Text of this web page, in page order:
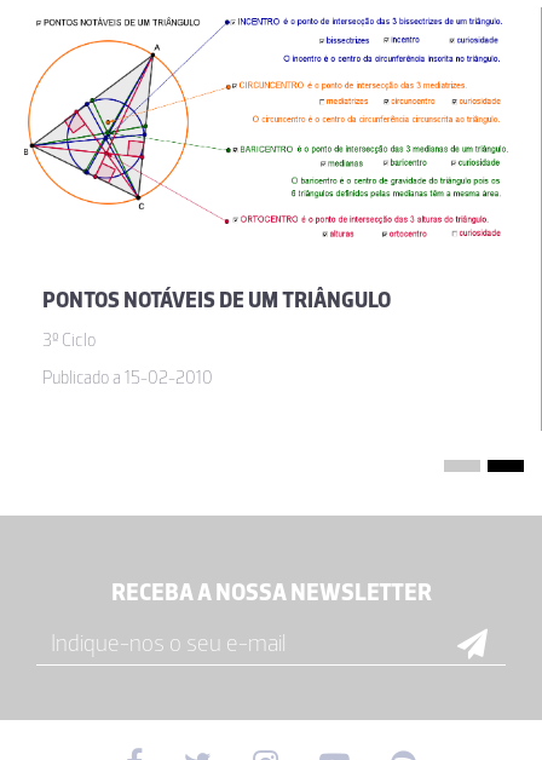
PONTOS NOTÁVEIS DE UM TRIÂNGULO
3º Ciclo
Publicado a 15-02-2010
RECEBA A NOSSA NEWSLETTER